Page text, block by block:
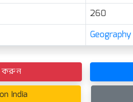
260
Geography
করুন
India